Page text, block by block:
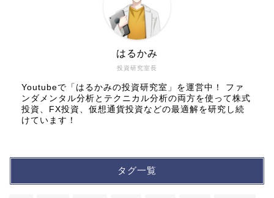
投資研究室長
はるかみ
Youtubeで「はるかみの投資研究室」を運営中！ ファ
ンダメンタル分析とテクニカル分析の両方を使って株式
投資、FX投資、仮想通貨投資などの最適解を研究し続
けています！
タグ一覧